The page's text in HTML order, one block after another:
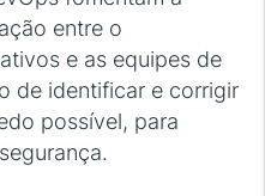
entre o
e as equipes de
de identificar e corrigir
possível, para